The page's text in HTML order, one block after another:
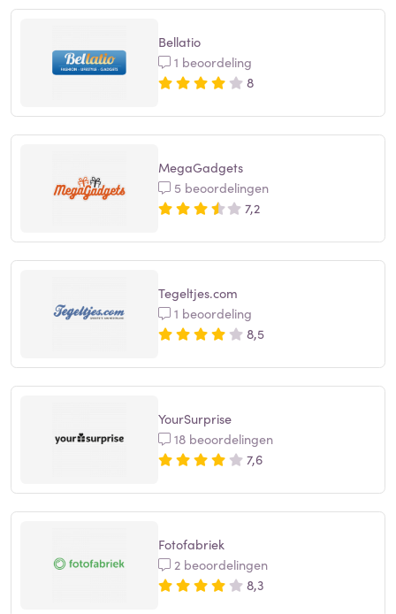
Bellatio
1 beoordeling
8
MegaGadgets
5 beoordelingen
7,2
Tegeltjes.com
1 beoordeling
8,5
YourSurprise
18 beoordelingen
7,6
Fotofabriek
2 beoordelingen
8,3